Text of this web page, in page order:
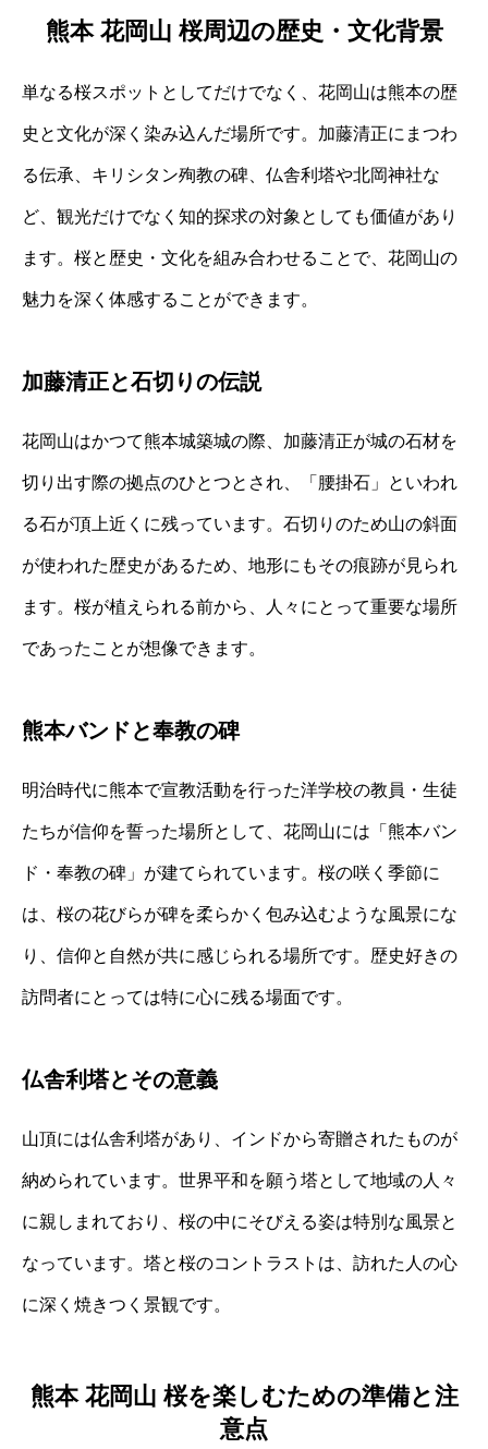
熊本 花岡山 桜周辺の歴史・文化背景
単なる桜スポットとしてだけでなく、花岡山は熊本の歴
史と文化が深く染み込んだ場所です。加藤清正にまつわ
る伝承、キリシタン殉教の碑、仏舎利塔や北岡神社な
ど、観光だけでなく知的探求の対象としても価値があり
ます。桜と歴史・文化を組み合わせることで、花岡山の
魅力を深く体感することができます。
加藤清正と石切りの伝説
花岡山はかつて熊本城築城の際、加藤清正が城の石材を
切り出す際の拠点のひとつとされ、「腰掛石」といわれ
る石が頂上近くに残っています。石切りのため山の斜面
が使われた歴史があるため、地形にもその痕跡が見られ
ます。桜が植えられる前から、人々にとって重要な場所
であったことが想像できます。
熊本バンドと奉教の碑
明治時代に熊本で宣教活動を行った洋学校の教員・生徒
たちが信仰を誓った場所として、花岡山には「熊本バン
ド・奉教の碑」が建てられています。桜の咲く季節に
は、桜の花びらが碑を柔らかく包み込むような風景にな
り、信仰と自然が共に感じられる場所です。歴史好きの
訪問者にとっては特に心に残る場面です。
仏舎利塔とその意義
山頂には仏舎利塔があり、インドから寄贈されたものが
納められています。世界平和を願う塔として地域の人々
に親しまれており、桜の中にそびえる姿は特別な風景と
なっています。塔と桜のコントラストは、訪れた人の心
に深く焼きつく景観です。
熊本 花岡山 桜を楽しむための準備と注
意点